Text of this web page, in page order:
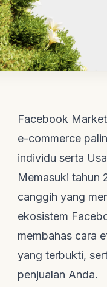
Facebook
e-commerce
individu serta
Memasuki tahun
canggih yang
ekosistem
membahas cara
yang terbukti,
penjualan Anda.